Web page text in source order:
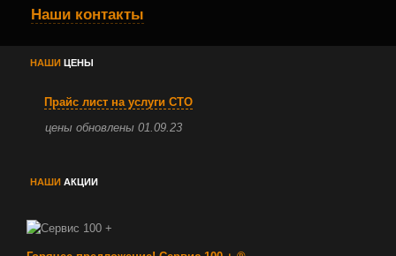
Наши контакты
НАШИ ЦЕНЫ
Прайс лист на услуги СТО
цены обновлены 01.09.23
НАШИ АКЦИИ